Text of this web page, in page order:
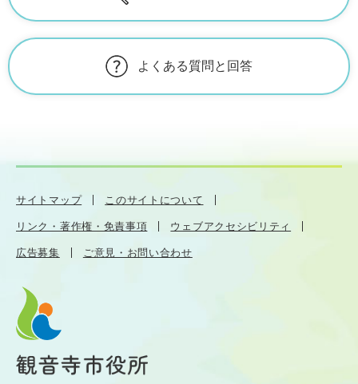
よくある質問と回答
サイトマップ このサイトについて
リンク・著作権・免責事項 ウェブアクセシビリティ
広告募集 ご意見・お問い合わせ